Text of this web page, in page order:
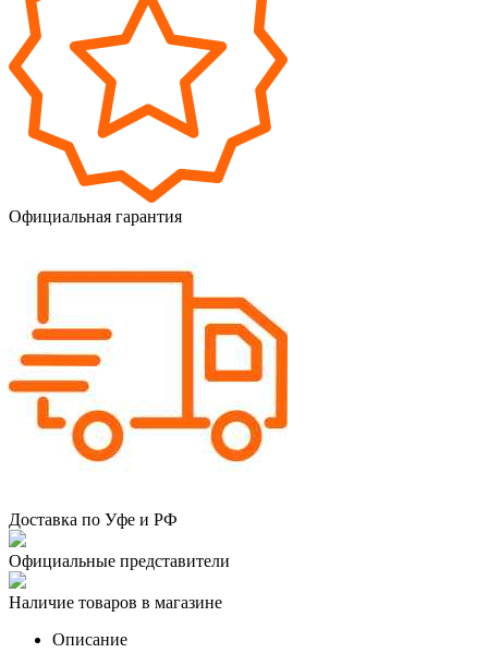
Официальная гарантия
Доставка по Уфе и РФ
Официальные представители
Наличие товаров в магазине
Описание